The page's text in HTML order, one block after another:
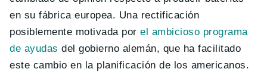
en su fábrica europea. Una rectificación
posiblemente motivada porel ambicioso programa
de ayudas del gobierno alemán, que ha facilitado
este cambio en la planificación de los americanos.